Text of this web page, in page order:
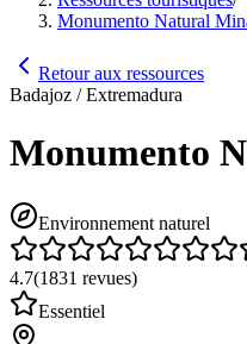
Monumento Natural
Retour aux ressources
Badajoz / Extremadura
Monumento
Environnement naturel
4.7(1831 revues)
Essentiel